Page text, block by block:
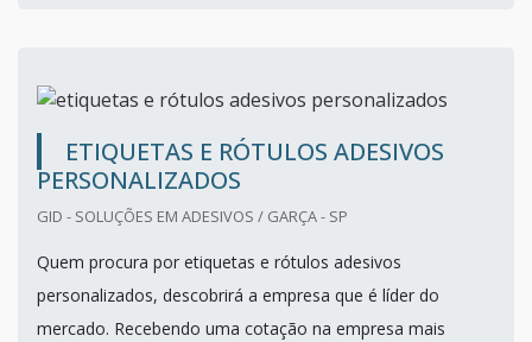
ETIQUETAS E RÓTULOS ADESIVOS
PERSONALIZADOS
GID - SOLUÇÕES EM ADESIVOS / GARÇA - SP
Quem procura por etiquetas e rótulos adesivos
personalizados, descobrirá a empresa que é líder do
mercado. Recebendo uma cotação na empresa mais